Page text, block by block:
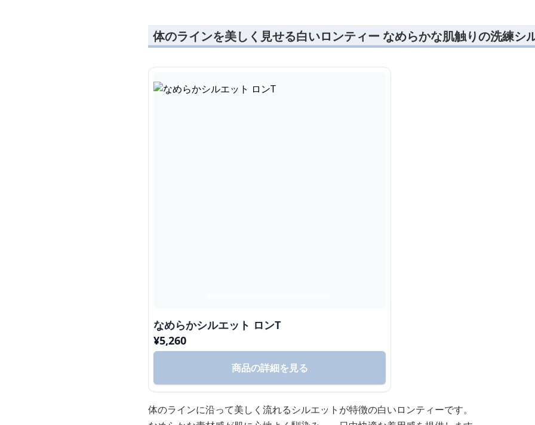
体のラインを美しく見せる白いロンティー なめらかな肌触りの洗練シ
なめらかシルエット ロンT
¥5,260
商品の詳細を見る
体のラインに沿って美しく流れるシルエットが特徴の白いロンティーです。